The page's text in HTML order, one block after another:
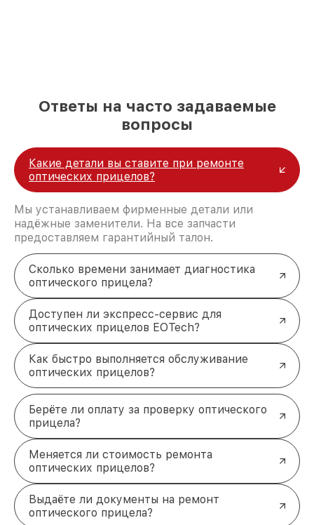
Ответы на часто задаваемые
вопросы
Какие детали вы ставите при ремонте
оптических прицелов?
Мы устанавливаем фирменные детали или
надёжные заменители. На все запчасти
предоставляем гарантийный талон.
Сколько времени занимает диагностика
оптического прицела?
Доступен ли экспресс-сервис для
оптических прицелов EOTech?
Как быстро выполняется обслуживание
оптических прицелов?
Берёте ли оплату за проверку оптического
прицела?
Меняется ли стоимость ремонта
оптических прицелов?
Выдаёте ли документы на ремонт
оптического прицела?